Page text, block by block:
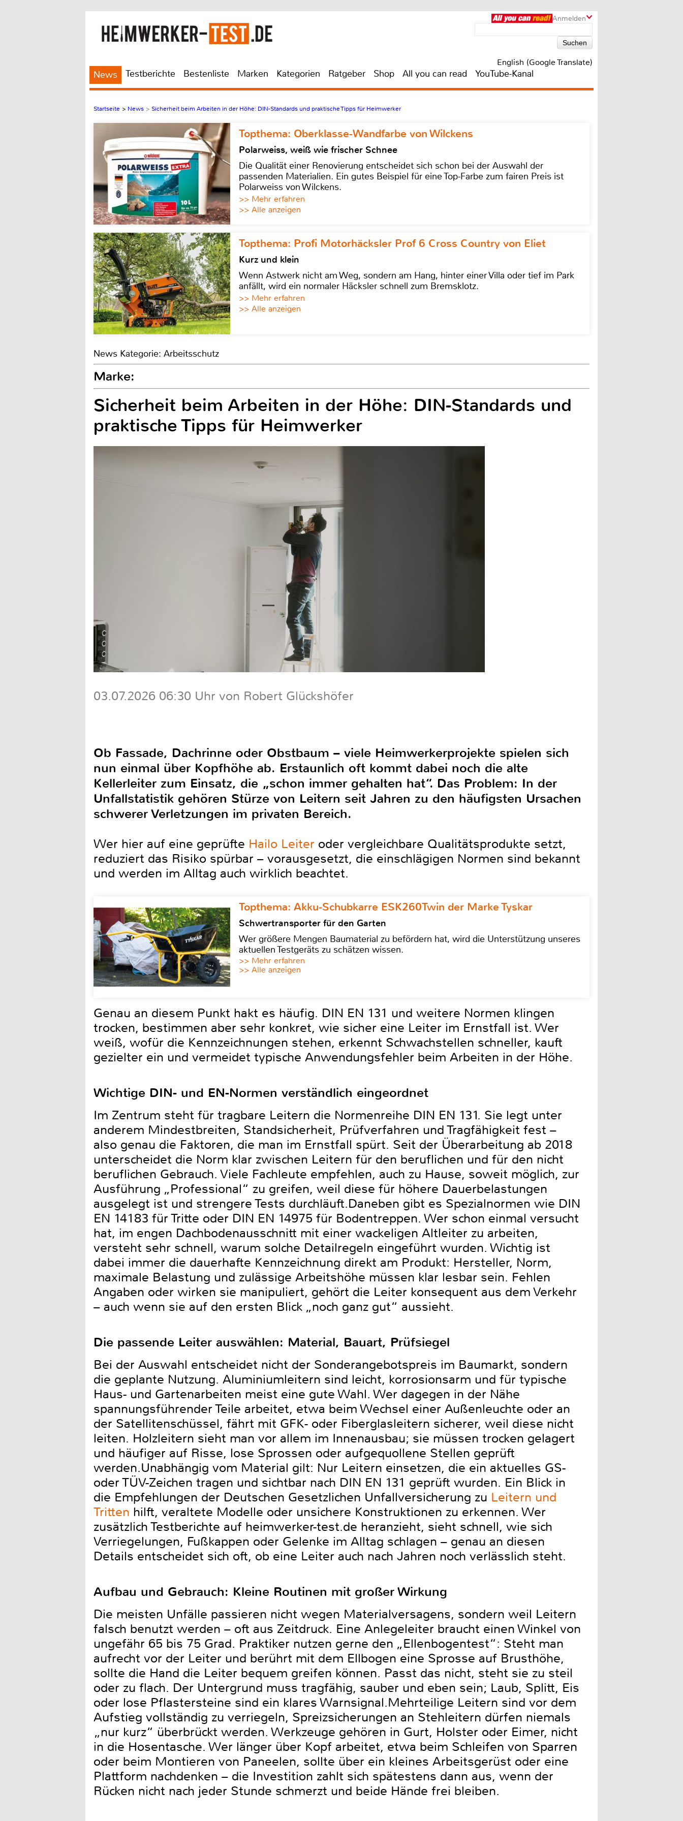
Anmelden
English (Google Translate)
News Testberichte Bestenliste Marken Kategorien Ratgeber Shop All you can read YouTube-Kanal
Startseite > News > Sicherheit beim Arbeiten in der Höhe: DIN-Standards und praktische Tipps für Heimwerker
Topthema: Oberklasse-Wandfarbe von Wilckens
Polarweiss, weiß wie frischer Schnee
Die Qualität einer Renovierung entscheidet sich schon bei der Auswahl der
passenden Materialien. Ein gutes Beispiel für eine Top-Farbe zum fairen Preis ist
Polarweiss von Wilckens.
>> Mehr erfahren
>> Alle anzeigen
Topthema: Profi Motorhäcksler Prof 6 Cross Country von Eliet
Kurz und klein
Wenn Astwerk nicht am Weg, sondern am Hang, hinter einer Villa oder tief im Park
anfällt, wird ein normaler Häcksler schnell zum Bremsklotz.
>> Mehr erfahren
>> Alle anzeigen
News Kategorie: Arbeitsschutz
Marke:
Sicherheit beim Arbeiten in der Höhe: DIN-Standards und
praktische Tipps für Heimwerker
03.07.2026 06:30 Uhr von Robert Glückshöfer
Ob Fassade, Dachrinne oder Obstbaum – viele Heimwerkerprojekte spielen sich
nun einmal über Kopfhöhe ab. Erstaunlich oft kommt dabei noch die alte
Kellerleiter zum Einsatz, die „schon immer gehalten hat“. Das Problem: In der
Unfallstatistik gehören Stürze von Leitern seit Jahren zu den häufigsten Ursachen
schwerer Verletzungen im privaten Bereich.
Wer hier auf eine geprüfte Hailo Leiter oder vergleichbare Qualitätsprodukte setzt,
reduziert das Risiko spürbar – vorausgesetzt, die einschlägigen Normen sind bekannt
und werden im Alltag auch wirklich beachtet.
Topthema: Akku-Schubkarre ESK260Twin der Marke Tyskar
Schwertransporter für den Garten
Wer größere Mengen Baumaterial zu befördern hat, wird die Unterstützung unseres
aktuellen Testgeräts zu schätzen wissen.
>> Mehr erfahren
>> Alle anzeigen
Genau an diesem Punkt hakt es häufig. DIN EN 131 und weitere Normen klingen
trocken, bestimmen aber sehr konkret, wie sicher eine Leiter im Ernstfall ist. Wer
weiß, wofür die Kennzeichnungen stehen, erkennt Schwachstellen schneller, kauft
gezielter ein und vermeidet typische Anwendungsfehler beim Arbeiten in der Höhe.
Wichtige DIN- und EN-Normen verständlich eingeordnet
Im Zentrum steht für tragbare Leitern die Normenreihe DIN EN 131. Sie legt unter
anderem Mindestbreiten, Standsicherheit, Prüfverfahren und Tragfähigkeit fest –
also genau die Faktoren, die man im Ernstfall spürt. Seit der Überarbeitung ab 2018
unterscheidet die Norm klar zwischen Leitern für den beruflichen und für den nicht
beruflichen Gebrauch. Viele Fachleute empfehlen, auch zu Hause, soweit möglich, zur
Ausführung „Professional“ zu greifen, weil diese für höhere Dauerbelastungen
ausgelegt ist und strengere Tests durchläuft.Daneben gibt es Spezialnormen wie DIN
EN 14183 für Tritte oder DIN EN 14975 für Bodentreppen. Wer schon einmal versucht
hat, im engen Dachboden­ausschnitt mit einer wackeligen Altleiter zu arbeiten,
versteht sehr schnell, warum solche Detailregeln eingeführt wurden. Wichtig ist
dabei immer die dauerhafte Kennzeichnung direkt am Produkt: Hersteller, Norm,
maximale Belastung und zulässige Arbeitshöhe müssen klar lesbar sein. Fehlen
Angaben oder wirken sie manipuliert, gehört die Leiter konsequent aus dem Verkehr
– auch wenn sie auf den ersten Blick „noch ganz gut“ aussieht.
Die passende Leiter auswählen: Material, Bauart, Prüfsiegel
Bei der Auswahl entscheidet nicht der Sonderangebotspreis im Baumarkt, sondern
die geplante Nutzung. Aluminiumleitern sind leicht, korrosionsarm und für typische
Haus- und Gartenarbeiten meist eine gute Wahl. Wer dagegen in der Nähe
spannungsführender Teile arbeitet, etwa beim Wechsel einer Außenleuchte oder an
der Satellitenschüssel, fährt mit GFK- oder Fiberglasleitern sicherer, weil diese nicht
leiten. Holzleitern sieht man vor allem im Innenausbau; sie müssen trocken gelagert
und häufiger auf Risse, lose Sprossen oder aufgequollene Stellen geprüft
werden.Unabhängig vom Material gilt: Nur Leitern einsetzen, die ein aktuelles GS-
oder TÜV-Zeichen tragen und sichtbar nach DIN EN 131 geprüft wurden. Ein Blick in
die Empfehlungen der Deutschen Gesetzlichen Unfallversicherung zu Leitern und
Tritten hilft, veraltete Modelle oder unsichere Konstruktionen zu erkennen. Wer
zusätzlich Testberichte auf heimwerker-test.de heranzieht, sieht schnell, wie sich
Verriegelungen, Fußkappen oder Gelenke im Alltag schlagen – genau an diesen
Details entscheidet sich oft, ob eine Leiter auch nach Jahren noch verlässlich steht.
Aufbau und Gebrauch: Kleine Routinen mit großer Wirkung
Die meisten Unfälle passieren nicht wegen Materialversagens, sondern weil Leitern
falsch benutzt werden – oft aus Zeitdruck. Eine Anlegeleiter braucht einen Winkel von
ungefähr 65 bis 75 Grad. Praktiker nutzen gerne den „Ellenbogentest“: Steht man
aufrecht vor der Leiter und berührt mit dem Ellbogen eine Sprosse auf Brusthöhe,
sollte die Hand die Leiter bequem greifen können. Passt das nicht, steht sie zu steil
oder zu flach. Der Untergrund muss tragfähig, sauber und eben sein; Laub, Splitt, Eis
oder lose Pflastersteine sind ein klares Warnsignal.Mehrteilige Leitern sind vor dem
Aufstieg vollständig zu verriegeln, Spreizsicherungen an Stehleitern dürfen niemals
„nur kurz“ überbrückt werden. Werkzeuge gehören in Gurt, Holster oder Eimer, nicht
in die Hosentasche. Wer länger über Kopf arbeitet, etwa beim Schleifen von Sparren
oder beim Montieren von Paneelen, sollte über ein kleines Arbeitsgerüst oder eine
Plattform nachdenken – die Investition zahlt sich spätestens dann aus, wenn der
Rücken nicht nach jeder Stunde schmerzt und beide Hände frei bleiben.